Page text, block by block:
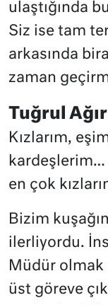
ulaştığında
Siz ise tam
arkasında
zaman
Tuğrul
Kızlarım,
kardeşlerim…
en çok
Bizim
ilerliyordu.
Müdür
üst göreve